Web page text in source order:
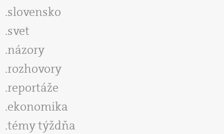
slovensko
svet
názory
rozhovory
reportáže
ekonomika
témy týždňa